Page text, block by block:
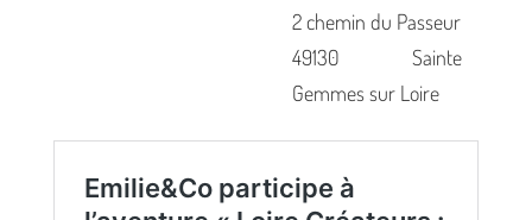
2 chemin du Passeur
49130 Sainte
Gemmes sur Loire